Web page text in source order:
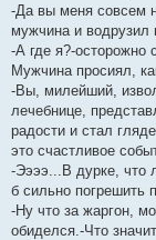
-Да вы меня совсем
мужчина и водрузил
-А где я?-осторожно
Мужчина просиял,
-Вы, милейший,
лечебнице,
радости и стал
это счастливое
-Ээээ...В дурке, что
б сильно погрешить
-Ну что за жаргон,
обиделся.-Что